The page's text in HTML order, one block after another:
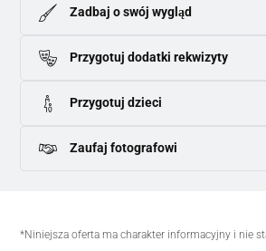
Zadbaj o swój wygląd
Przygotuj dodatki rekwizyty
Przygotuj dzieci
Zaufaj fotografowi
*Niniejsza oferta ma charakter informacyjny i nie